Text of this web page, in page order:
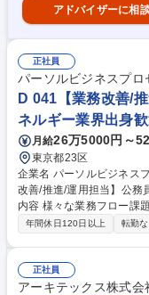
アドバイザーに相
正社員
パーソルビジネスプロ
D 041【業務改善/
ネルギー業界出身
月給26万5000円～
東京都23区
企業名 パーソルビジネスプロセスデ
改善/推進/運用担当】公務員
内容 様々な業務フロー課
用、運用管理、業務推進
や省エネに関する国家プ
大手エネルギー会社：中
年間休日120日以上 転勤な
正社員
アーキテックス株式会